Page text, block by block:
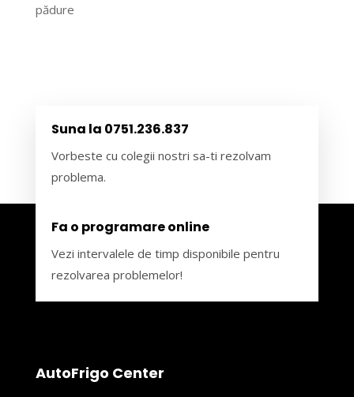
pădure
Suna la 0751.236.837
Vorbeste cu colegii nostri sa-ti rezolvam
problema.
Fa o programare online
Vezi intervalele de timp disponibile pentru
rezolvarea problemelor!
AutoFrigo Center